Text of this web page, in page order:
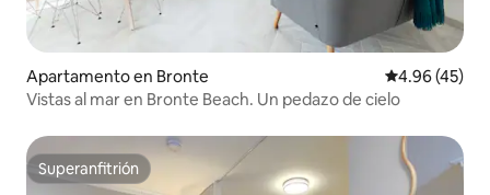
Apartamento en Bronte Calificación
4.96 (45)
Vistas al mar en Bronte Beach. Un pedazo de cielo
Superanfitrión
Superanfitrión